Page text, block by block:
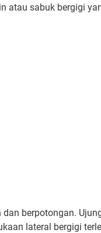
atau sabuk bergigi
berpotongan.
lateral bergigi